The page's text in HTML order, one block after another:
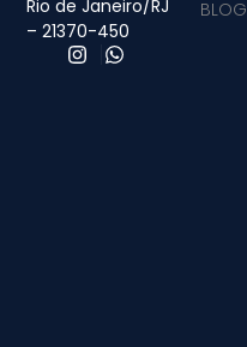
Rio de Janeiro/RJ
– 21370-450
BLOG